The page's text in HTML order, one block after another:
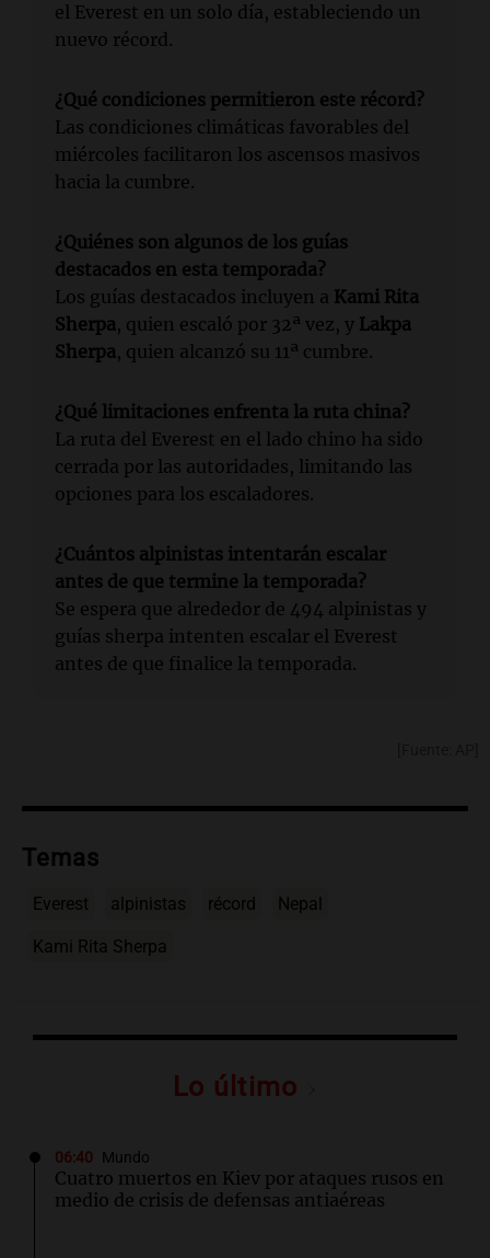
el Everest en un solo día, estableciendo un
nuevo récord.
¿Qué condiciones permitieron este récord?
Las condiciones climáticas favorables del
miércoles facilitaron los ascensos masivos
hacia la cumbre.
¿Quiénes son algunos de los guías
destacados en esta temporada?
Los guías destacados incluyen a Kami Rita
Sherpa, quien escaló por 32ª vez, y Lakpa
Sherpa, quien alcanzó su 11ª cumbre.
¿Qué limitaciones enfrenta la ruta china?
La ruta del Everest en el lado chino ha sido
cerrada por las autoridades, limitando las
opciones para los escaladores.
¿Cuántos alpinistas intentarán escalar
antes de que termine la temporada?
Se espera que alrededor de 494 alpinistas y
guías sherpa intenten escalar el Everest
antes de que finalice la temporada.
Temas
Everest alpinistas récord Nepal
Kami Rita Sherpa
Lo último
06:40 Mundo
Cuatro muertos en Kiev por ataques rusos en
medio de crisis de defensas antiaéreas